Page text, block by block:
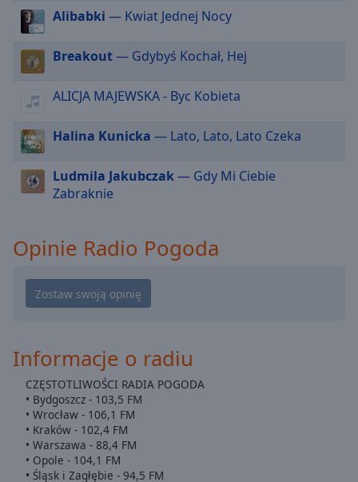
Beginning
dialog
Escape
cancel
and
close
Text
Color
Opacity
Text
Color
Opacity
Alibabki — Kwiat Jednej Nocy
Breakout— Gdybyś Kochał, Hej
ALICJA MAJEWSKA - Byc Kobieta
Halina Kunicka — Lato, Lato, Lato Czeka
Ludmila Jakubczak— Gdy Mi Ciebie
Zabraknie
Opinie Radio Pogoda
Informacje o radiu
CZĘSTOTLIWOŚCI RADIA POGODA
• Bydgoszcz - 103,5 FM
• Wrocław - 106,1 FM
• Kraków - 102,4 FM
• Warszawa - 88,4 FM
• Opole - 104,1 FM
• Śląsk i Zagłębie - 94,5 FM